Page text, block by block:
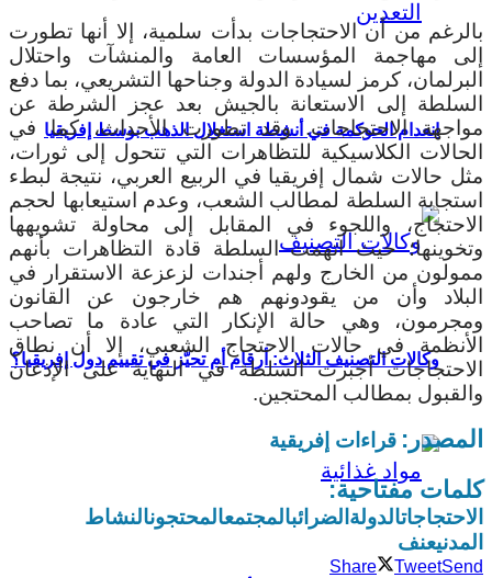
انعدام الحوكمة في أنشطة استغلال الذهب بوسط إفريقيا
وكالات التصنيف الثلاث: أرقام أم تحيّز في تقييم دول إفريقيا؟
بالرغم من أن الاحتجاجات بدأت سلمية، إلا أنها تطورت
إلى مهاجمة المؤسسات العامة والمنشآت واحتلال
البرلمان، كرمز لسيادة الدولة وجناحها التشريعي، بما دفع
السلطة إلى الاستعانة بالجيش بعد عجز الشرطة عن
مواجهة الاحتجاجات. وقد تطورت الأحداث، كما في
الحالات الكلاسيكية للتظاهرات التي تتحول إلى ثورات،
مثل حالات شمال إفريقيا في الربيع العربي، نتيجة لبطء
استجابة السلطة لمطالب الشعب، وعدم استيعابها لحجم
الاحتجاج، واللجوء في المقابل إلى محاولة تشويهها
وتخوينها؛ حيث اتهمت السلطة قادة التظاهرات بأنهم
ممولون من الخارج ولهم أجندات لزعزعة الاستقرار في
البلاد وأن من يقودونهم هم خارجون عن القانون
ومجرمون، وهي حالة الإنكار التي عادة ما تصاحب
الأنظمة في حالات الاحتجاج الشعبي، إلا أن نطاق
الاحتجاجات أجبرت السلطة في النهاية على الإذعان
والقبول بمطالب المحتجين.
المصدر: قراءات إفريقية
كلمات مفتاحية:
الاحتجاجاتالدولة الضرائبالمجتمعالمحتجونالنشاط
المدنيعنف
Share TweetSend